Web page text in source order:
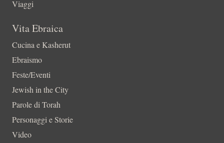
Viaggi
Vita Ebraica
Cucina e Kasherut
Ebraismo
Feste/Eventi
Jewish in the City
Parole di Torah
Personaggi e Storie
Video